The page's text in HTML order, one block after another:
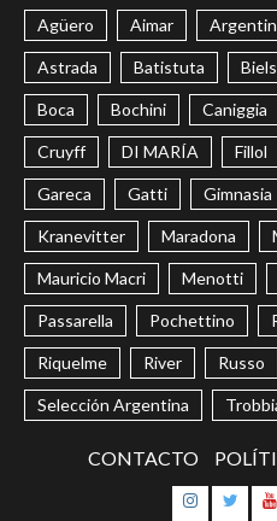
Agüero Aimar
Astrada Batistuta
Boca Bochini Caniggia
Cruyff DI MARÍA Fillol
Gareca Gatti Gimnasia
Kranevitter Maradona
Mauricio Macri Menotti
Passarella Pochettino
Riquelme River Russo
Selección Argentina
CONTACTO